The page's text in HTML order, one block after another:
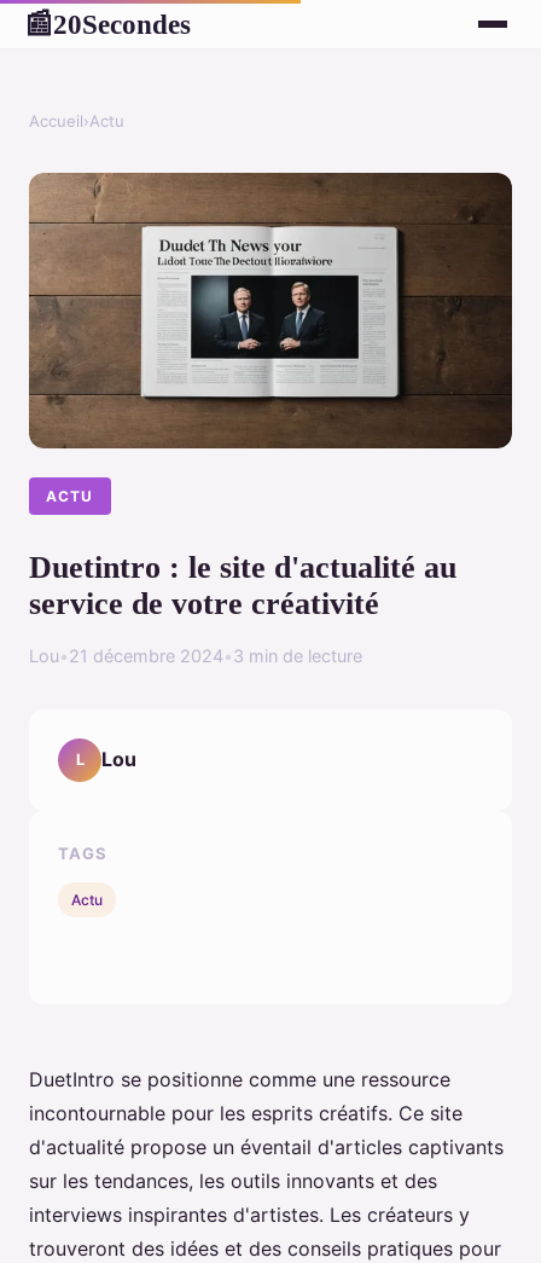
📰20Secondes
Accueil›Actu
ACTU
Duetintro : le site d'actualité au
service de votre créativité
Lou•21 décembre 2024•3 min de lecture
DuetIntro se positionne comme une ressource
incontournable pour les esprits créatifs. Ce site
d'actualité propose un éventail d'articles captivants
sur les tendances, les outils innovants et des
interviews inspirantes d'artistes. Les créateurs y
trouveront des idées et des conseils pratiques pour
L Lou
TAGS
Actu